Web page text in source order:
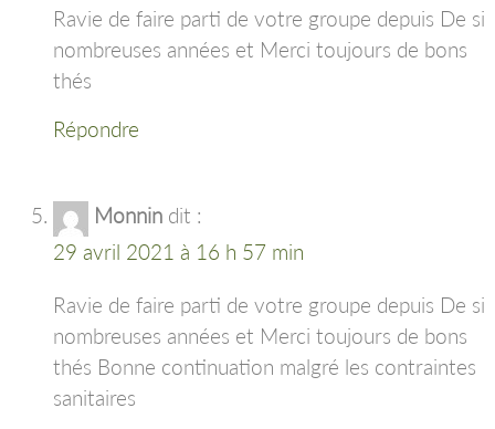
Ravie de faire parti de votre groupe depuis De si
nombreuses années et Merci toujours de bons
thés
Répondre
Monnin dit :
29 avril 2021 à 16 h 57 min
Ravie de faire parti de votre groupe depuis De si
nombreuses années et Merci toujours de bons
thés Bonne continuation malgré les contraintes
sanitaires